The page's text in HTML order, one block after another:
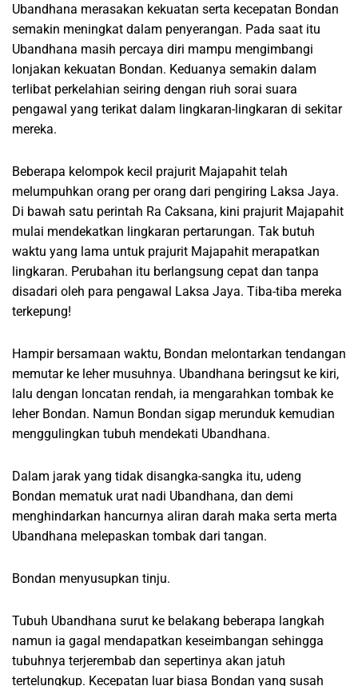
Ubandhana merasakan kekuatan serta kecepatan Bondan
semakin meningkat dalam penyerangan. Pada saat itu
Ubandhana masih percaya diri mampu mengimbangi
lonjakan kekuatan Bondan. Keduanya semakin dalam
terlibat perkelahian seiring dengan riuh sorai suara
pengawal yang terikat dalam lingkaran-lingkaran di sekitar
mereka.
Beberapa kelompok kecil prajurit Majapahit telah
melumpuhkan orang per orang dari pengiring Laksa Jaya.
Di bawah satu perintah Ra Caksana, kini prajurit Majapahit
mulai mendekatkan lingkaran pertarungan. Tak butuh
waktu yang lama untuk prajurit Majapahit merapatkan
lingkaran. Perubahan itu berlangsung cepat dan tanpa
disadari oleh para pengawal Laksa Jaya. Tiba-tiba mereka
terkepung!
Hampir bersamaan waktu, Bondan melontarkan tendangan
memutar ke leher musuhnya. Ubandhana beringsut ke kiri,
lalu dengan loncatan rendah, ia mengarahkan tombak ke
leher Bondan. Namun Bondan sigap merunduk kemudian
menggulingkan tubuh mendekati Ubandhana.
Dalam jarak yang tidak disangka-sangka itu, udeng
Bondan mematuk urat nadi Ubandhana, dan demi
menghindarkan hancurnya aliran darah maka serta merta
Ubandhana melepaskan tombak dari tangan.
Bondan menyusupkan tinju.
Tubuh Ubandhana surut ke belakang beberapa langkah
namun ia gagal mendapatkan keseimbangan sehingga
tubuhnya terjerembab dan sepertinya akan jatuh
tertelungkup. Kecepatan luar biasa Bondan yang susah